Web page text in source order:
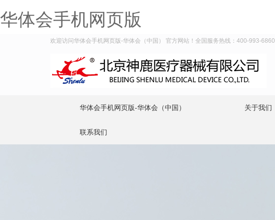
华体会手机网页版
欢迎访问华体会手机网页版-华体会（中国） 官方网站！全国服务热线：400-993-6860
华体会手机网页版-华体会（中国） 关于我们
联系我们